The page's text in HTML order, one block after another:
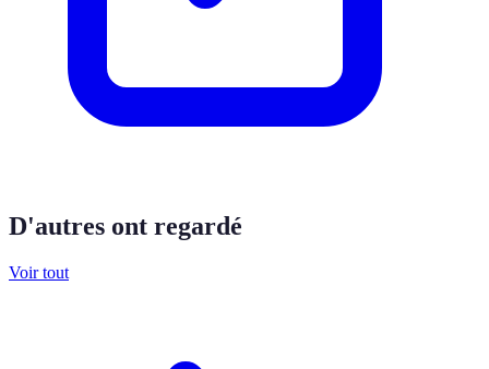
D'autres ont regardé
Voir tout